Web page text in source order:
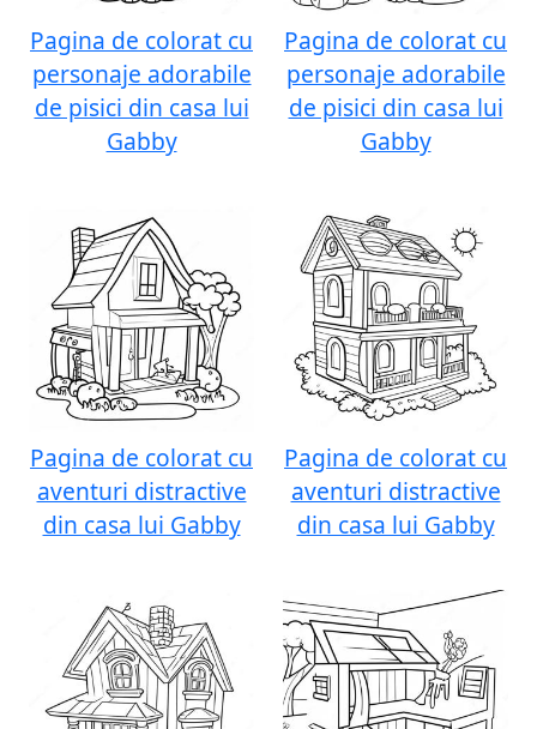
Pagina de colorat cu
personaje adorabile
de pisici din casa lui
Gabby
Pagina de colorat cu
personaje adorabile
de pisici din casa lui
Gabby
Pagina de colorat cu
aventuri distractive
din casa lui Gabby
Pagina de colorat cu
aventuri distractive
din casa lui Gabby